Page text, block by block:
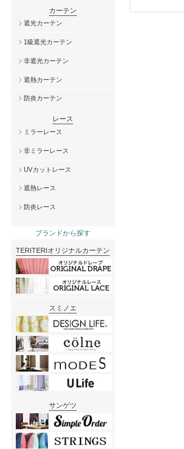
カーテン
遮光カーテン
1級遮光カーテン
非遮光カーテン
遮熱カーテン
防炎カーテン
レース
ミラーレース
非ミラーレース
UVカットレース
遮熱レース
防炎レース
ブランドから探す
TERITERIオリジナルカーテン
スミノエ
サンゲツ